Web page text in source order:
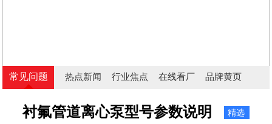
常见问题 热点新闻 行业焦点 在线看厂 品牌黄页
衬氟管道离心泵型号参数说明 精选